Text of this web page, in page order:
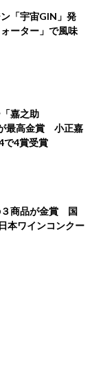
「宇宙GIN」発
ーター」で風味
嘉之助
最高金賞 小正嘉
で4賞受賞
３商品が金賞 国
本ワインコンクー